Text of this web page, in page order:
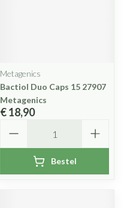
Metagenics
Bactiol Duo Caps 15 27907
Metagenics
€ 18,90
Bestel